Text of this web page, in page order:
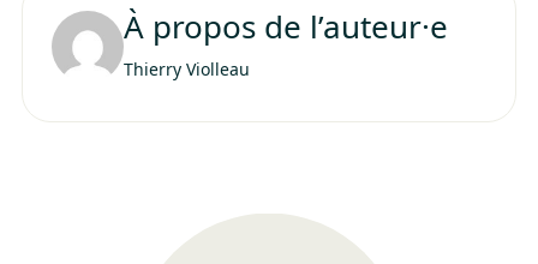
À propos de l’auteur·e
Thierry Violleau